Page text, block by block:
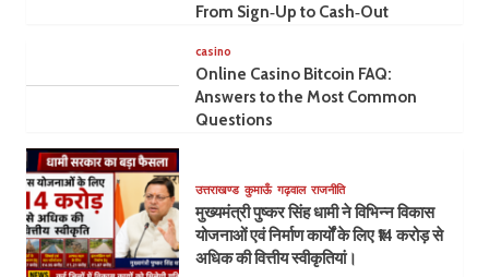
From Sign‑Up to Cash‑Out
casino
Online Casino Bitcoin FAQ:
Answers to the Most Common
Questions
उत्तराखण्ड कुमाऊँ गढ़वाल राजनीति
मुख्यमंत्री पुष्कर सिंह धामी ने विभिन्न विकास
योजनाओं एवं निर्माण कार्यों के लिए ₹14 करोड़ से
अधिक की वित्तीय स्वीकृतियां।